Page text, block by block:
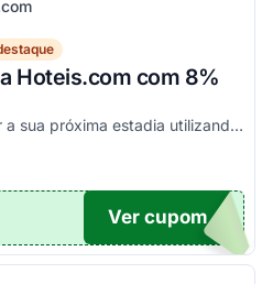
Hoteis.com com 8%
Economize 8% ao reservar a sua próxima estadia utilizando este código promocional em estabelecimentos participantes da Hoteis.com.
POM6
Ver cupom